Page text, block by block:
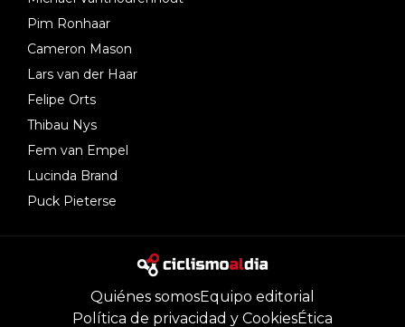
Pim Ronhaar
Cameron Mason
Lars van der Haar
Felipe Orts
Thibau Nys
Fem van Empel
Lucinda Brand
Puck Pieterse
Quiénes somosEquipo editorial
Política de privacidad y CookiesÉtica